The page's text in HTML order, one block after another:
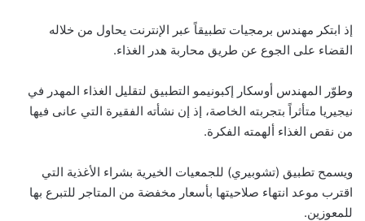
إذ ابتكر مهندس برمجيات تطبيقاً عبر الإنترنت يحاول من خلاله
القضاء على الجوع عن طريق محاربة هدر الغذاء.
وطوّر المهندس أوسكار إكبونيمو التطبيق لتقليل الغذاء المهدر في
نيجيريا متأثراً بتجربته الخاصة، إذ إن نشأته الفقيرة التي عانى فيها
من نقص الغذاء ألهمته الفكرة.
ويسمح تطبيق (تشوبيري) للجمعيات الخيرية بشراء الأغذية التي
اقترب موعد انتهاء صلاحيتها بأسعار مخفضة من المتاجر للتبرع بها
للمعوزين.